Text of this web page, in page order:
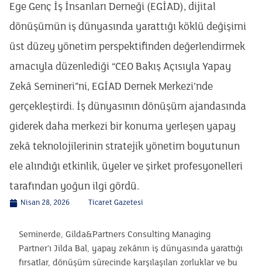
Ege Genç İş İnsanları Derneği (EGİAD), dijital
dönüşümün iş dünyasında yarattığı köklü değişimi
üst düzey yönetim perspektifinden değerlendirmek
amacıyla düzenlediği “CEO Bakış Açısıyla Yapay
Zekâ Semineri”ni, EGİAD Dernek Merkezi’nde
gerçekleştirdi. İş dünyasının dönüşüm ajandasında
giderek daha merkezi bir konuma yerleşen yapay
zekâ teknolojilerinin stratejik yönetim boyutunun
ele alındığı etkinlik, üyeler ve şirket profesyonelleri
tarafından yoğun ilgi gördü.
Nisan 28, 2026 Ticaret Gazetesi
Seminerde, Gilda&Partners Consulting Managing
Partner’ı Jilda Bal, yapay zekânın iş dünyasında yarattığı
fırsatlar, dönüşüm sürecinde karşılaşılan zorluklar ve bu